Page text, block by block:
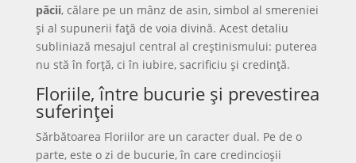
păcii, călare pe un mânz de asin, simbol al smereniei
și al supunerii față de voia divină. Acest detaliu
subliniază mesajul central al creștinismului: puterea
nu stă în forță, ci în iubire, sacrificiu și credință.
Floriile, între bucurie și prevestirea
suferinței
Sărbătoarea Floriilor are un caracter dual. Pe de o
parte, este o zi de bucurie, în care credincioșii